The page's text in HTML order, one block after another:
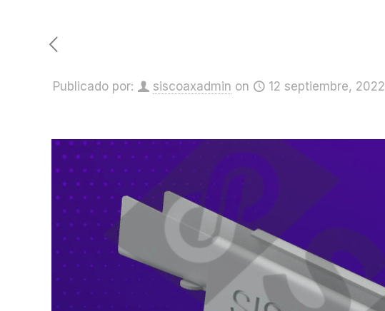
Publicado por: siscoaxadmin on 12 septiembre, 2022